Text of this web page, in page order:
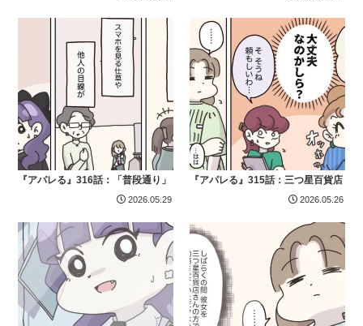
『アパレる』316話：「普段通り」
2026.05.29
『アパレる』315話：三つ星百貨店
2026.05.26